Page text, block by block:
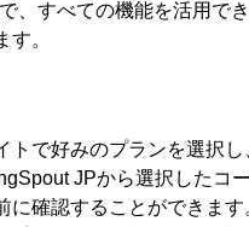
、すべての機能を活用で
。
で好みのプランを選択し
JPから選択したコ
確認することができま